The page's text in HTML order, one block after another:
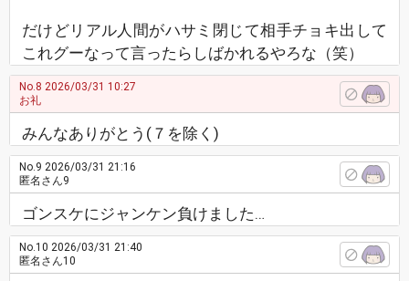
だけどリアル人間がハサミ閉じて相手チョキ出して
これグーなって言ったらしばかれるやろな（笑）
No.8 2026/03/31 10:27
お礼
みんなありがとう(７を除く)
No.9 2026/03/31 21:16
匿名さん9
ゴンスケにジャンケン負けました…
No.10 2026/03/31 21:40
匿名さん10